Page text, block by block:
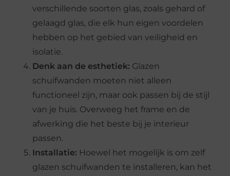
verschillende soorten glas, zoals gehard of
gelaagd glas, die elk hun eigen voordelen
hebben op het gebied van veiligheid en
isolatie.
Denk aan de esthetiek: Glazen
schuifwanden moeten niet alleen
functioneel zijn, maar ook passen bij de stijl
van je huis. Overweeg het frame en de
afwerking die het beste bij je interieur
passen.
Installatie: Hoewel het mogelijk is om zelf
glazen schuifwanden te installeren, kan het